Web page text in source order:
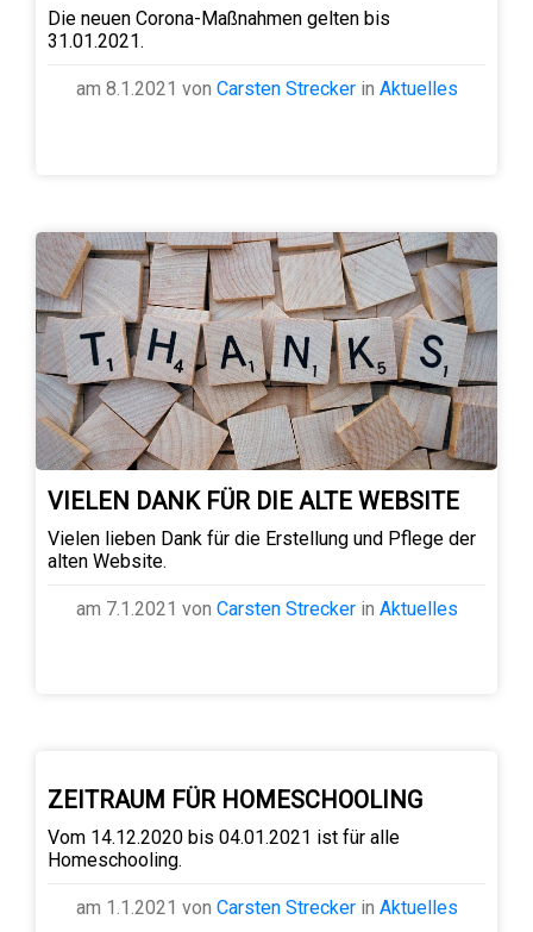
Die neuen Corona-Maßnahmen gelten bis
31.01.2021.
am 8.1.2021 von Carsten Streckerin Aktuelles
VIELEN DANK FÜR DIE ALTE WEBSITE
Vielen lieben Dank für die Erstellung und Pflege der
alten Website.
am 7.1.2021 von Carsten Streckerin Aktuelles
ZEITRAUM FÜR HOMESCHOOLING
Vom 14.12.2020 bis 04.01.2021 ist für alle
Homeschooling.
am 1.1.2021 von Carsten Streckerin Aktuelles